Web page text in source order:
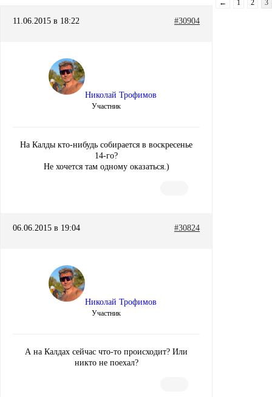
← 1 2 3
11.06.2015 в 18:22 #30904
Николай Трофимов
Участник
На Калды кто-нибудь собирается в воскресенье
14-го?
Не хочется там одному оказаться.)
06.06.2015 в 19:04 #30824
Николай Трофимов
Участник
А на Калдах сейчас что-то происходит? Или
никто не поехал?